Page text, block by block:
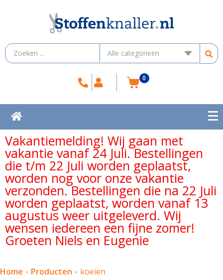
0
Vakantiemelding! Wij gaan met
vakantie vanaf 24 Juli. Bestellingen
die t/m 22 Juli worden geplaatst,
worden nog voor onze vakantie
verzonden. Bestellingen die na 22 Juli
worden geplaatst, worden vanaf 13
augustus weer uitgeleverd. Wij
wensen iedereen een fijne zomer!
Groeten Niels en Eugenie
Home - Producten - koeien